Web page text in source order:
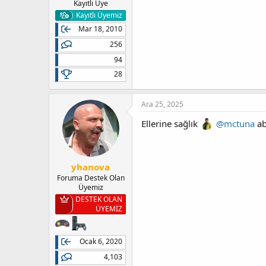
Kayıtlı Üye
Kayıtlı Üyemiz
Mar 18, 2010
256
94
28
yhanova
Foruma Destek Olan
Üyemiz
DESTEK OLAN
ÜYEMİZ
Ocak 6, 2020
4,103
Ara 25, 2025
Ellerine sağlık @mctuna